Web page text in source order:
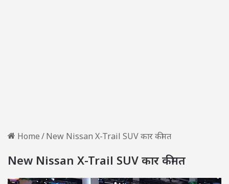
Home/New Nissan X-Trail SUV कार कीमत
New Nissan X-Trail SUV कार कीमत